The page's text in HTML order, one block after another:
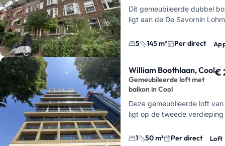
Dit gemeubileerde dubbel
ligt aan de De Savornin
verdieping…
5 145 m² Per direct
William Boothlaan, Cool
Gemeubileerde loft met
balkon in Cool
€
Deze gemeubileerde loft van
ligt op de tweede verdieping
Boothlaan in Cool. Je woont
1 50 m² Per direct Loft